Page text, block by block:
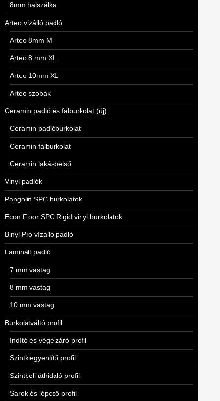
8mm halszálka
Arteo vízálló padló
Arteo 8mm M
Arteo 8 mm XL
Arteo 10mm XL
Arteo szobák
Ceramin padló és falburkolat (új)
Ceramin padlóburkolat
Ceramin falburkolat
Ceramin lakásbelső
Vinyl padlók
Pangolin SPC burkolatok
Econ Floor SPC Rigid vinyl burkolatok
Binyl Pro vízálló padló
Laminált padló
7 mm vastag
8 mm vastag
10 mm vastag
Burkolatváltó profil
Indító és végelzáró profil
Szintkiegyenlítő profil
Szintbeli áthidaló profil
Sarok és lépcső profil